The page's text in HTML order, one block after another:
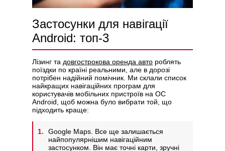
Застосунки для навігації
Android: топ-3
Лізинг та довгострокова оренда авто роблять
поїздки по країні реальними, але в дорозі
потрібен надійний помічник. Ми склали список
найкращих навігаційних програм для
користувачів мобільних пристроїв на ОС
Android, щоб можна було вибрати той, що
підходить краще:
Google Maps. Все ще залишається
найпопулярнішим навігаційним
застосунком. Він має точні карти, зручні